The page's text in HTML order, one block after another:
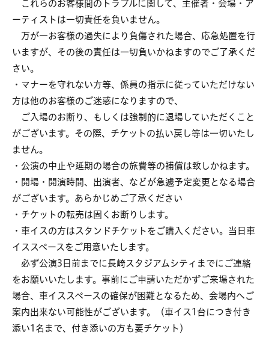
これらのお客様間のトラブルに関して、主催者・会場・ア
ーティストは⼀切責任を負いません。
万が⼀お客様の過失により負傷された場合、応急処置を⾏
いますが、その後の責任は⼀切負いかねますのでご了承くだ
さい。
・マナーを守れない⽅等、係員の指⽰に従っていただけない
⽅は他のお客様のご迷惑になりますので、
ご⼊場のお断り、もしくは強制的に退場していただくこと
がございます。その際、チケットの払い戻し等は⼀切いたし
ません。
・公演の中⽌や延期の場合の旅費等の補償は致しかねます。
・開場・開演時間、出演者、などが急遽予定変更となる場合
がございます。あらかじめご了承ください
・チケットの転売は固くお断りします。
・⾞イスの⽅はスタンドチケットをご購⼊ください。当⽇⾞
イススペースをご⽤意いたします。
必ず公演3⽇前までに⻑崎スタジアムシティまでにご連絡
をお願いいたします。事前にご申請いただかずご来場された
場合、車イススペースの確保が困難となるため、会場内へご
案内出来ない可能性がございます。（⾞イス1台につき付き
添い1名まで、付き添いの⽅も要チケット）